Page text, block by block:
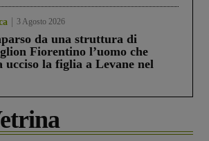
3 Agosto 2026
da una struttura di
Fiorentino l’uomo che
ucciso la figlia a Levane nel